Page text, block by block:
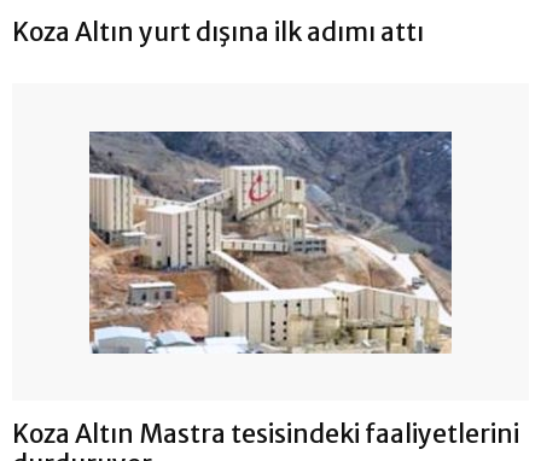
Koza Altın yurt dışına ilk adımı attı
Koza Altın Mastra tesisindeki faaliyetlerini